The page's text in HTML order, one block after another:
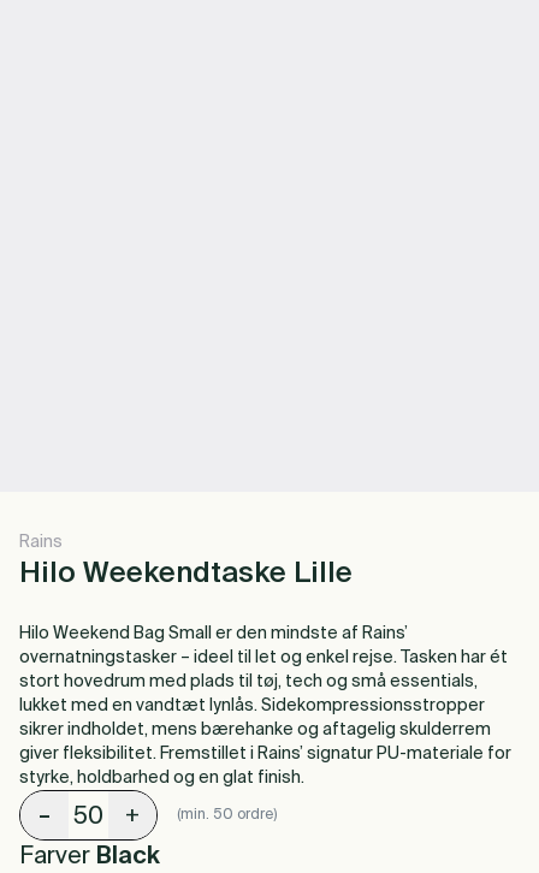
Rains
Hilo Weekendtaske Lille
Hilo Weekend Bag Small er den mindste af Rains’
overnatningstasker – ideel til let og enkel rejse. Tasken har ét
stort hovedrum med plads til tøj, tech og små essentials,
lukket med en vandtæt lynlås. Sidekompressionsstropper
sikrer indholdet, mens bærehanke og aftagelig skulderrem
giver fleksibilitet. Fremstillet i Rains’ signatur PU-materiale for
styrke, holdbarhed og en glat finish.
- + (min. 50 ordre)
Farver Black